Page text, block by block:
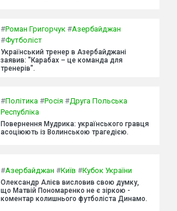
#Роман Григорчук #Азербайджан
#Футболіст
Український тренер в Азербайджані
заявив: "Карабах – це команда для
тренерів".
#Політика #Росія #Друга Польська
Республіка
Повернення Мудрика: українського гравця
асоціюють із Волинською трагедією.
#Азербайджан #Київ #Кубок України
Олександр Алієв висловив свою думку,
що Матвій Пономаренко не є зіркою -
коментар колишнього футболіста Динамо.